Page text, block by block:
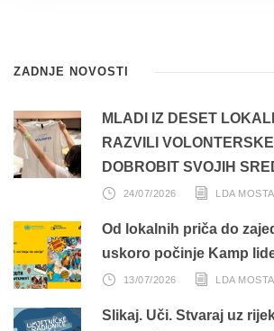
ZADNJE NOVOSTI
MLADI IZ DESET
RAZVILI
DOBROBIT SVOJIH
24/07/2026 LDA
Od lokalnih priča do
uskoro počinje Kamp
13/07/2026 LDA
Slikaj. Uči. Stvaraj uz